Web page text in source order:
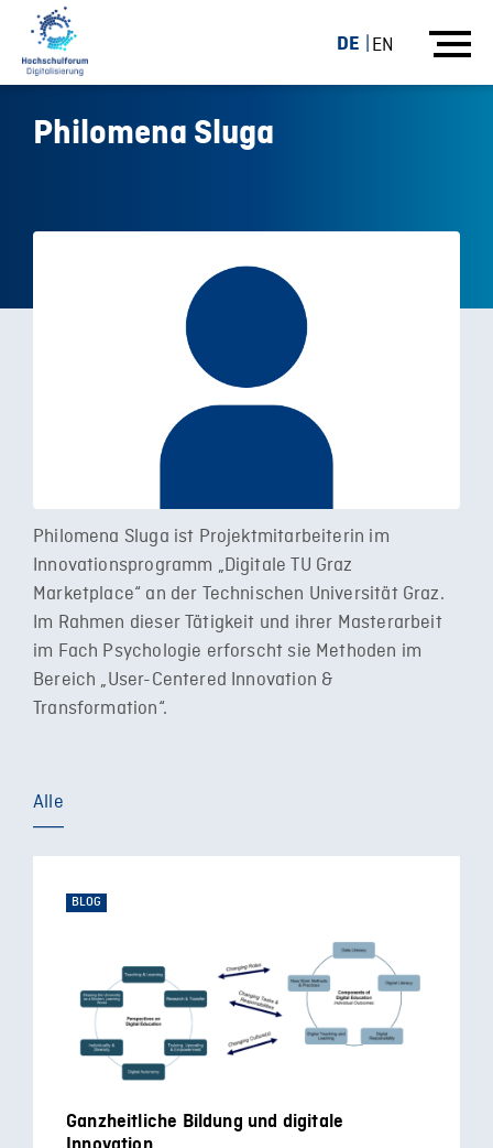
DE EN
Philomena Sluga
Philomena Sluga ist Projektmitarbeiterin im
Innovationsprogramm „Digitale TU Graz
Marketplace“ an der Technischen Universität Graz.
Im Rahmen dieser Tätigkeit und ihrer Masterarbeit
im Fach Psychologie erforscht sie Methoden im
Bereich „User-Centered Innovation &
Transformation“.
Alle
BLOG
Ganzheitliche Bildung und digitale